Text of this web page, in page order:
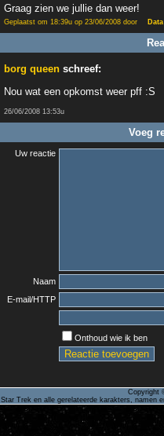
Graag zien we jullie dan weer!
Geplaatst om 18:39u op 23/06/2008 door Data
borg queen schreef:
Nou wat een opkomst weer pff :S
26/06/2008 13:53u
Voeg
Uw reactie
Naam
E-mail/HTTP
Onthoud wie ik ben
Copyright
Star Trek en alle gerelateerde karakters, namen